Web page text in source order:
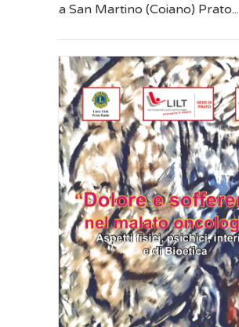
a San Martino (Coiano) Prato...